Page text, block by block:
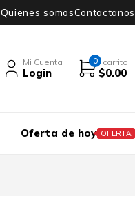
Quienes somosContactanos
Mi Cuenta
Login
0 i carrito
$0.00
Oferta de hoy OFERTA